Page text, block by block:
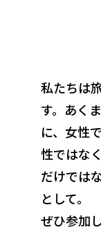
私たちは
す。あく
に、 女性
性ではな
だけでは
として。
ぜひ参加